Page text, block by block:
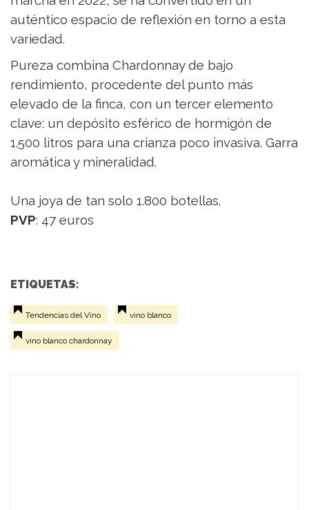
auténtico espacio de reflexión en torno a esta
variedad.
Pureza combina Chardonnay de bajo
rendimiento, procedente del punto más
elevado de la finca, con un tercer elemento
clave: un depósito esférico de hormigón de
1.500 litros para una crianza poco invasiva. Garra
aromática y mineralidad.
Una joya de tan solo 1.800 botellas.
PVP: 47 euros
ETIQUETAS:
Tendencias del Vino vino blanco
vino blanco chardonnay